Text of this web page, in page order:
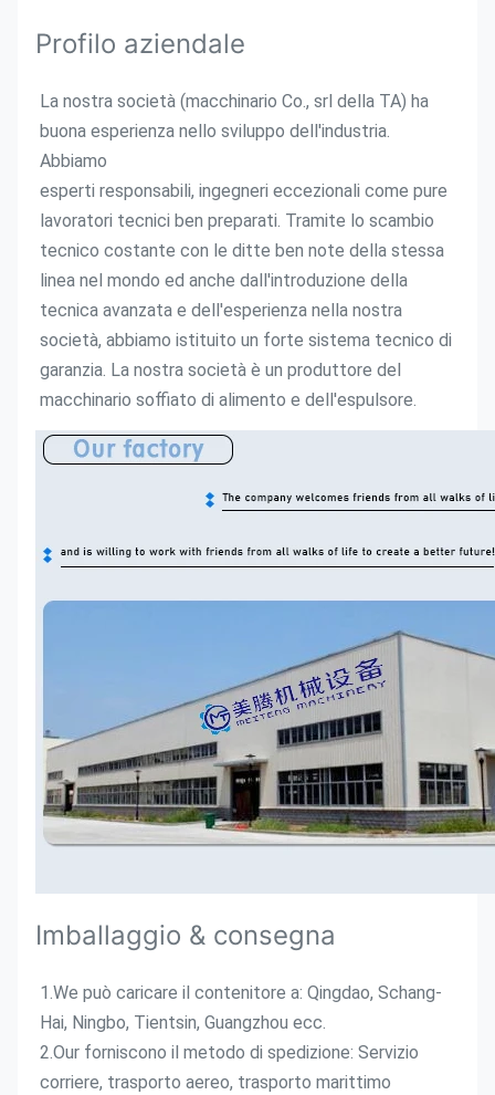
Profilo aziendale
La nostra società (macchinario Co., srl della TA) ha
buona esperienza nello sviluppo dell'industria.
Abbiamo
esperti responsabili, ingegneri eccezionali come pure
lavoratori tecnici ben preparati. Tramite lo scambio
tecnico costante con le ditte ben note della stessa
linea nel mondo ed anche dall'introduzione della
tecnica avanzata e dell'esperienza nella nostra
società, abbiamo istituito un forte sistema tecnico di
garanzia. La nostra società è un produttore del
macchinario soffiato di alimento e dell'espulsore.
Imballaggio & consegna
1.We può caricare il contenitore a: Qingdao, Schang-
Hai, Ningbo, Tientsin, Guangzhou ecc.
2.Our forniscono il metodo di spedizione: Servizio
corriere, trasporto aereo, trasporto marittimo